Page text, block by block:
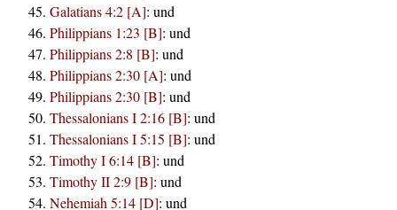
Galatians 4:2 [A]: und
Philippians 1:23 [B]: und
Philippians 2:8 [B]: und
Philippians 2:30 [A]: und
Philippians 2:30 [B]: und
Thessalonians I 2:16 [B]: und
Thessalonians I 5:15 [B]: und
Timothy I 6:14 [B]: und
Timothy II 2:9 [B]: und
Nehemiah 5:14 [D]: und